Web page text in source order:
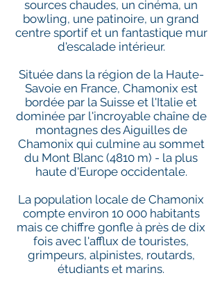
sources chaudes, un cinéma, un
bowling, une patinoire, un grand
centre sportif et un fantastique mur
d'escalade intérieur.
Située dans la région de la Haute-
Savoie en France, Chamonix est
bordée par la Suisse et l'Italie et
dominée par l'incroyable chaîne de
montagnes des Aiguilles de
Chamonix qui culmine au sommet
du Mont Blanc (4810 m) - la plus
haute d'Europe occidentale.
La population locale de Chamonix
compte environ 10 000 habitants
mais ce chiffre gonfle à près de dix
fois avec l'afflux de touristes,
grimpeurs, alpinistes, routards,
étudiants et marins.